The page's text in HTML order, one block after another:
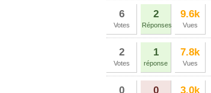
6
Votes
2
Réponses
9.6k
Vues
2
Votes
1
réponse
7.8k
Vues
0 0 3.0k